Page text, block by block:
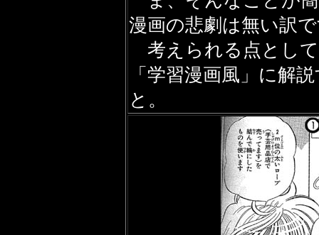
漫画の悲劇は無い訳
考えられる点とし
「学習漫画風」に解
と。